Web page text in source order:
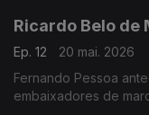
Ricardo Belo de
Ep. 12
20 mai. 2026
Fernando Pessoa
embaixadores de